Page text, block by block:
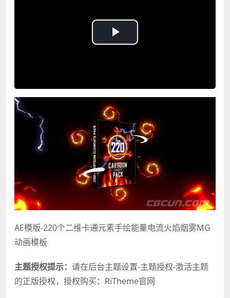
Play
AE模版-220个二维卡通元素手绘能量电流火焰烟雾MG
动画模板
主题授权提示： 请在后台主题设置-主题授权-激活主题
的正版授权，授权购买： RiTheme官网